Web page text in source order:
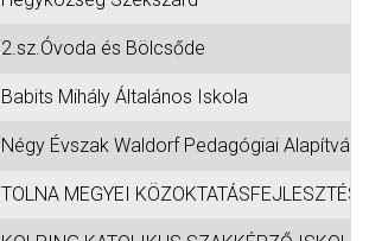
2.sz.Óvoda és Bölcsőde
Babits Mihály Általános Iskola
Négy Évszak Waldorf Pedagógiai Alapítván
TOLNA MEGYEI